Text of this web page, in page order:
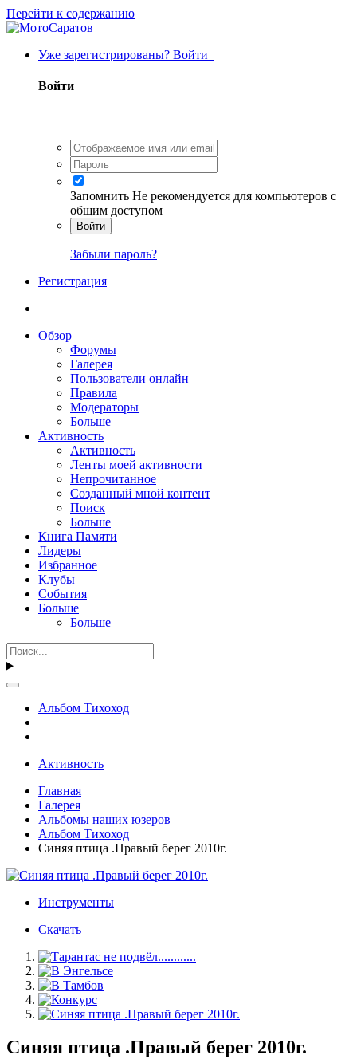
Перейти к содержанию
Уже зарегистрированы? Войти
Войти
Запомнить Не рекомендуется для компьютеров с
общим доступом
Войти
Забыли пароль?
Регистрация
Обзор
Форумы
Галерея
Пользователи онлайн
Правила
Модераторы
Больше
Активность
Активность
Ленты моей активности
Непрочитанное
Созданный мной контент
Поиск
Больше
Книга Памяти
Лидеры
Избранное
Клубы
События
Больше
Больше
Альбом Тихоход
Активность
Главная
Галерея
Альбомы наших юзеров
Альбом Тихоход
Синяя птица .Правый берег 2010г.
Инструменты
Скачать
Синяя птица .Правый берег 2010г.